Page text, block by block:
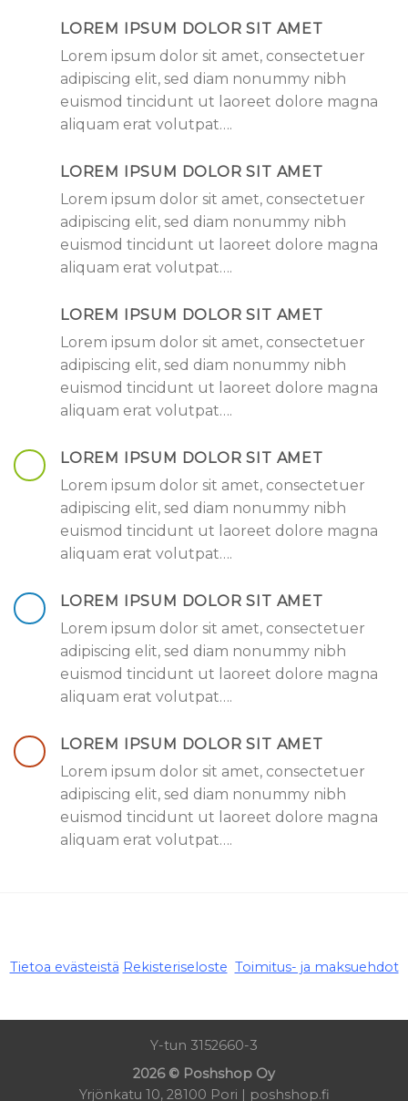
LOREM IPSUM DOLOR SIT AMET
Lorem ipsum dolor sit amet, consectetuer
adipiscing elit, sed diam nonummy nibh
euismod tincidunt ut laoreet dolore magna
aliquam erat volutpat….
LOREM IPSUM DOLOR SIT AMET
Lorem ipsum dolor sit amet, consectetuer
adipiscing elit, sed diam nonummy nibh
euismod tincidunt ut laoreet dolore magna
aliquam erat volutpat….
LOREM IPSUM DOLOR SIT AMET
Lorem ipsum dolor sit amet, consectetuer
adipiscing elit, sed diam nonummy nibh
euismod tincidunt ut laoreet dolore magna
aliquam erat volutpat….
LOREM IPSUM DOLOR SIT AMET
Lorem ipsum dolor sit amet, consectetuer
adipiscing elit, sed diam nonummy nibh
euismod tincidunt ut laoreet dolore magna
aliquam erat volutpat….
LOREM IPSUM DOLOR SIT AMET
Lorem ipsum dolor sit amet, consectetuer
adipiscing elit, sed diam nonummy nibh
euismod tincidunt ut laoreet dolore magna
aliquam erat volutpat….
LOREM IPSUM DOLOR SIT AMET
Lorem ipsum dolor sit amet, consectetuer
adipiscing elit, sed diam nonummy nibh
euismod tincidunt ut laoreet dolore magna
aliquam erat volutpat….
Tietoa evästeistä Rekisteriseloste Toimitus- ja maksuehdot
Y-tun 3152660-3
2026 © Poshshop Oy
Yrjönkatu 10, 28100 Pori | poshshop.fi